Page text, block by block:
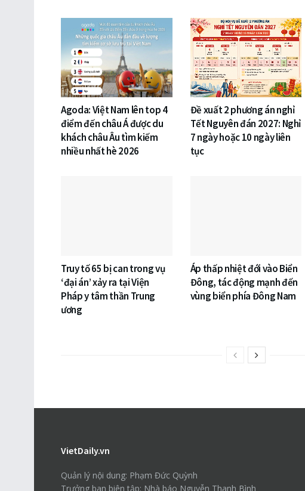
Agoda: Việt Nam lên top 4
điểm đến châu Á được du
khách châu Âu tìm kiếm
nhiều nhất hè 2026
Đề xuất 2 phương án nghỉ
Tết Nguyên đán 2027: Nghỉ
7 ngày hoặc 10 ngày liên
tục
Truy tố 65 bị can trong vụ
‘đại án’ xảy ra tại Viện
Pháp y tâm thần Trung
ương
Áp thấp nhiệt đới vào Biển
Đông, tác động mạnh đến
vùng biển phía Đông Nam
VietDaily.vn
Quản lý nội dung: Phạm Đức Quỳnh
Trưởng ban biên tập: Nhà báo Nguyễn Thanh Bình